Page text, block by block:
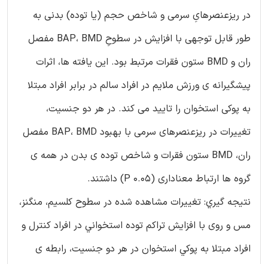
در ریزعنصرهایِ سرمی و شاخص حجم (یا توده) بدنی به
طور قابل توجهی با افزایش در سطوحِ BAP، BMD مفصل
ران و BMD ستون فقرات مرتبط بود. این یافته ها، اثرات
پیشگیرانه ی ورزش ملایم در افراد سالم در برابر افراد مبتلا
به پوکی استخوان را تایید می کند. در هر دو جنسیت،
تغییرات در ریزعنصرهای سرمی با بهبود BAP، BMD مفصل
ران، BMD ستون فقرات و شاخص توده ی بدن در همه ی
گروه ها ارتباط معناداری (P 0.05) داشتند.
نتيجه گيري: تغييرات مشاهده شده در سطوح کلسیم، منگنز،
مس و روی با افزايش تراكم توده استخواني در افراد كنترل و
افراد مبتلا به پوكي استخوان در هر دو جنسیت، رابطه ی